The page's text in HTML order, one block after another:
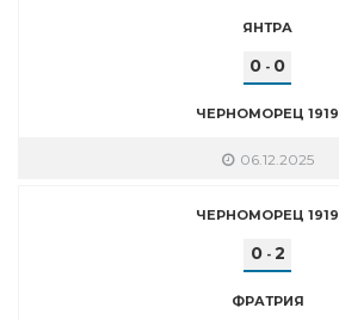
ЯНТРА
0 - 0
ЧЕРНОМОРЕЦ 1919
06.12.2025
ЧЕРНОМОРЕЦ 1919
0- 2
ФРАТРИЯ